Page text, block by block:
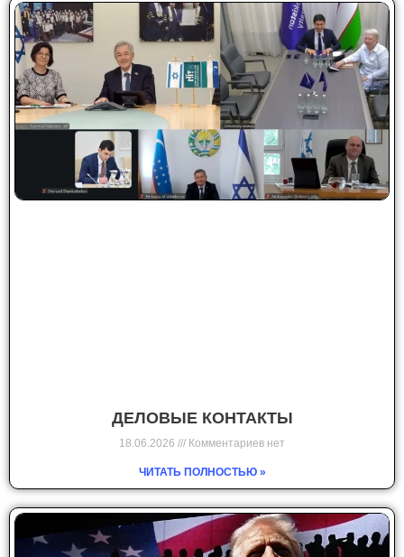
ДЕЛОВЫЕ КОНТАКТЫ
18.06.2026 Комментариев нет
ЧИТАТЬ ПОЛНОСТЬЮ »